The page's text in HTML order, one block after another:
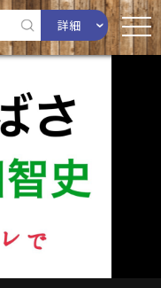
詳細